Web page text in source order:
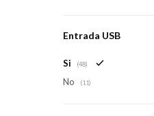
Entrada USB
Si (48)
No (11)